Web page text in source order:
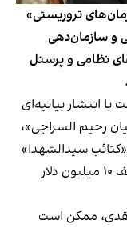
تروریستی»
و سازمان‌دهی
نظامی و پرسنل
انتشار بیانیه‌ای
رحیم السراجی»،
«کتائب سیدالشهدا»
(KSS)، وابسته به جمهوری اسلامی، تا سقف ۱۰ میلیون دلار
ممکن است